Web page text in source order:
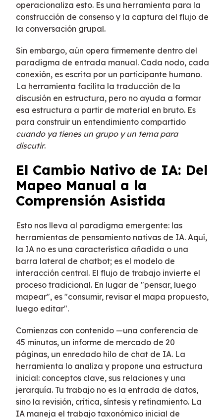
operacionaliza esto. Es una herramienta para la
construcción de consenso y la captura del flujo de
la conversación grupal.
Sin embargo, aún opera firmemente dentro del
paradigma de entrada manual. Cada nodo, cada
conexión, es escrita por un participante humano.
La herramienta facilita la traducción de la
discusión en estructura, pero no ayuda a formar
esa estructura a partir de material en bruto. Es
para construir un entendimiento compartido
cuando ya tienes un grupo y un tema para
discutir.
El Cambio Nativo de IA: Del
Mapeo Manual a la
Comprensión Asistida
Esto nos lleva al paradigma emergente: las
herramientas de pensamiento nativas de IA. Aquí,
la IA no es una característica añadida o una
barra lateral de chatbot; es el modelo de
interacción central. El flujo de trabajo invierte el
proceso tradicional. En lugar de "pensar, luego
mapear", es "consumir, revisar el mapa propuesto,
luego editar".
Comienzas con contenido —una conferencia de
45 minutos, un informe de mercado de 20
páginas, un enredado hilo de chat de IA. La
herramienta lo analiza y propone una estructura
inicial: conceptos clave, sus relaciones y una
jerarquía. Tu trabajo no es la entrada de datos,
sino la revisión, crítica, síntesis y refinamiento. La
IA maneja el trabajo taxonómico inicial de